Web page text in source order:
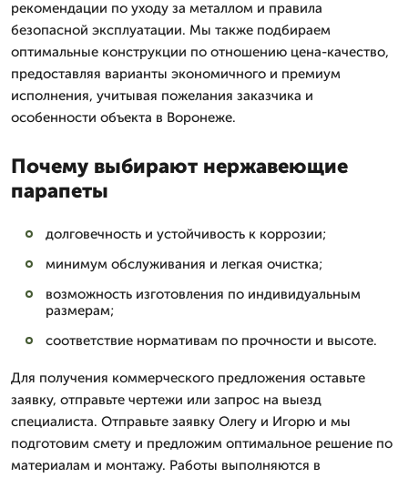
рекомендации по уходу за металлом и правила
безопасной эксплуатации. Мы также подбираем
оптимальные конструкции по отношению цена-качество,
предоставляя варианты экономичного и премиум
исполнения, учитывая пожелания заказчика и
особенности объекта в Воронеже.
Почему выбирают нержавеющие
парапеты
долговечность и устойчивость к коррозии;
минимум обслуживания и легкая очистка;
возможность изготовления по индивидуальным
размерам;
соответствие нормативам по прочности и высоте.
Для получения коммерческого предложения оставьте
заявку, отправьте чертежи или запрос на выезд
специалиста. Отправьте заявку Олегу и Игорю и мы
подготовим смету и предложим оптимальное решение по
материалам и монтажу. Работы выполняются в